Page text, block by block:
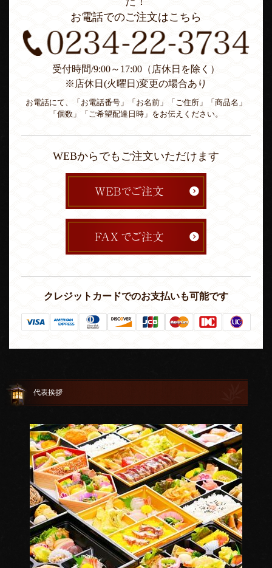
お電話でのご注文はこちら
受付時間/9:00～17:00（店休日を除く）
※店休日(火曜日)変更の場合あり
お電話にて、「お電話番号」「お名前」「ご住所」「商品名」
「個数」「ご希望配達日時」をお伝えください。
WEBからでもご注文いただけます
クレジットカードでのお支払いも可能です
代表挨拶